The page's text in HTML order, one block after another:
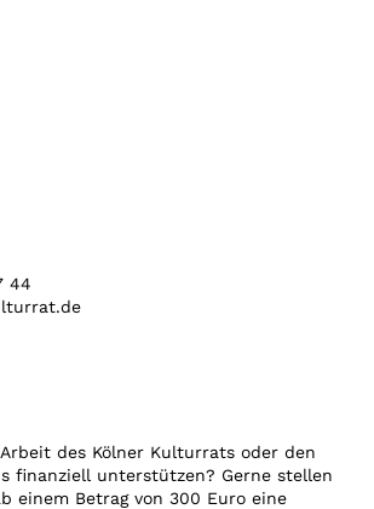
44
des Kölner Kulturrats oder den
finanziell unterstützen? Gerne stellen
einem Betrag von 300 Euro eine